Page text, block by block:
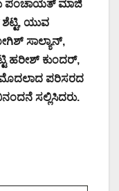
ಪಂಚಾಯತ್ ಮಾಜಿ
ಯುವ
ಸಾಲ್ಯಾನ್,
ಹರೀಶ್ ಕುಂದರ್,
ಪರಿಸರದ
ಸಲ್ಲಿಸಿದರು.